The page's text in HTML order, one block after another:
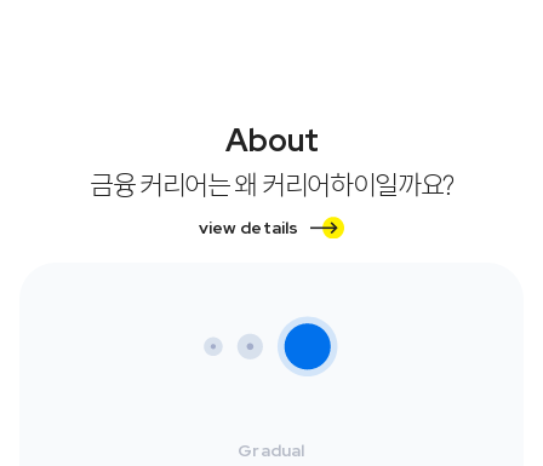
About
금융 커리어는 왜 커리어하이일까요?
view details
Gradual